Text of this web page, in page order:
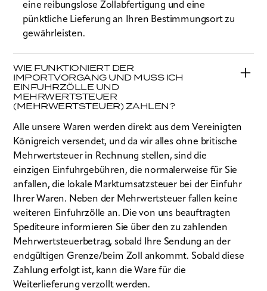
eine reibungslose Zollabfertigung und eine
pünktliche Lieferung an Ihren Bestimmungsort zu
gewährleisten.
WIE FUNKTIONIERT DER
IMPORTVORGANG UND MUSS ICH
EINFUHRZÖLLE UND
MEHRWERTSTEUER
(MEHRWERTSTEUER) ZAHLEN?
Alle unsere Waren werden direkt aus dem Vereinigten
Königreich versendet, und da wir alles ohne britische
Mehrwertsteuer in Rechnung stellen, sind die
einzigen Einfuhrgebühren, die normalerweise für Sie
anfallen, die lokale Marktumsatzsteuer bei der Einfuhr
Ihrer Waren. Neben der Mehrwertsteuer fallen keine
weiteren Einfuhrzölle an. Die von uns beauftragten
Spediteure informieren Sie über den zu zahlenden
Mehrwertsteuerbetrag, sobald Ihre Sendung an der
endgültigen Grenze/beim Zoll ankommt. Sobald diese
Zahlung erfolgt ist, kann die Ware für die
Weiterlieferung verzollt werden.